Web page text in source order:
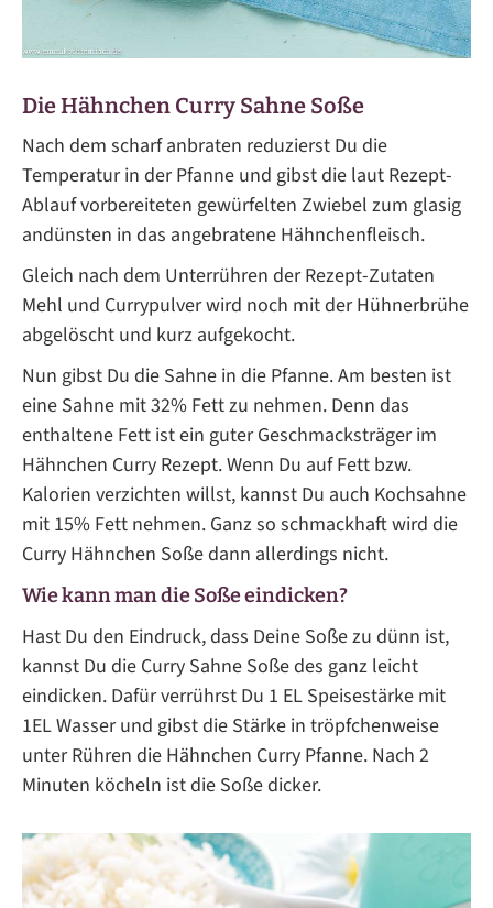
Die Hähnchen Curry Sahne Soße
Nach dem scharf anbraten reduzierst Du die
Temperatur in der Pfanne und gibst die laut Rezept-
Ablauf vorbereiteten gewürfelten Zwiebel zum glasig
andünsten in das angebratene Hähnchenfleisch.
Gleich nach dem Unterrühren der Rezept-Zutaten
Mehl und Currypulver wird noch mit der Hühnerbrühe
abgelöscht und kurz aufgekocht.
Nun gibst Du die Sahne in die Pfanne. Am besten ist
eine Sahne mit 32% Fett zu nehmen. Denn das
enthaltene Fett ist ein guter Geschmacksträger im
Hähnchen Curry Rezept. Wenn Du auf Fett bzw.
Kalorien verzichten willst, kannst Du auch Kochsahne
mit 15% Fett nehmen. Ganz so schmackhaft wird die
Curry Hähnchen Soße dann allerdings nicht.
Wie kann man die Soße eindicken?
Hast Du den Eindruck, dass Deine Soße zu dünn ist,
kannst Du die Curry Sahne Soße des ganz leicht
eindicken. Dafür verrührst Du 1 EL Speisestärke mit
1EL Wasser und gibst die Stärke in tröpfchenweise
unter Rühren die Hähnchen Curry Pfanne. Nach 2
Minuten köcheln ist die Soße dicker.